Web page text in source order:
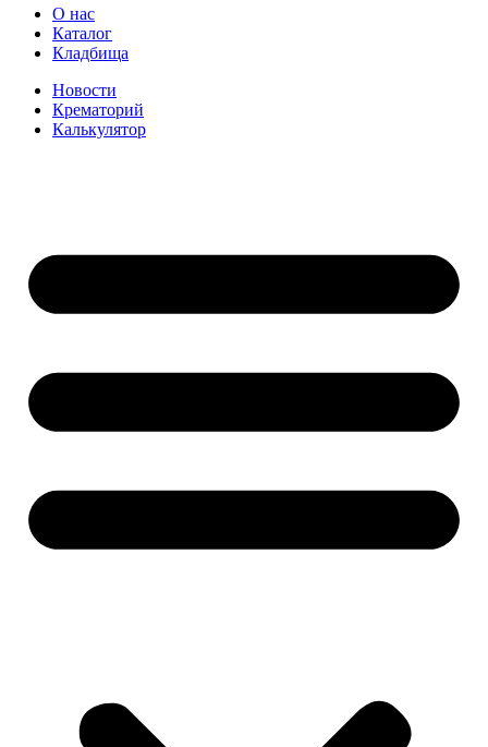
О нас
Каталог
Кладбища
Новости
Крематорий
Калькулятор